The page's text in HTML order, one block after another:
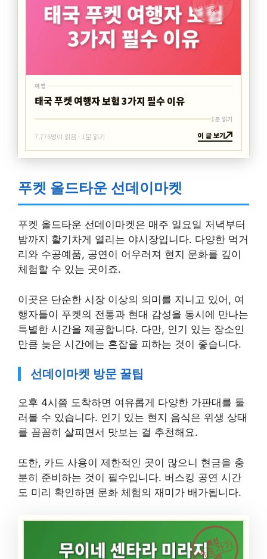
여행
여행
태국 푸켓 여행자 보험 3가지 필수 이유
1분 읽기
7,776명이 읽음 · 1분 읽기 이 글 보기
푸켓 올드타운 선데이마켓
푸켓 올드타운 선데이마켓은 매주 일요일 저녁부터
밤까지 활기차게 열리는 야시장입니다. 다양한 먹거
리와 수공예품, 공연이 어우러져 현지 문화를 깊이
체험할 수 있는 곳이죠.
이곳은 단순한 시장 이상의 의미를 지니고 있어, 여
행자들이 푸켓의 전통과 현대 감성을 동시에 만나는
특별한 시간을 제공합니다. 다만, 인기 있는 장소인
만큼 늦은 시간에는 혼잡을 피하는 것이 좋습니다.
선데이마켓 방문 꿀팁
오후 4시쯤 도착하면 여유롭게 다양한 가판대를 둘
러볼 수 있습니다. 인기 있는 현지 음식은 위생 상태
를 꼼꼼히 살피면서 맛보는 걸 추천해요.
또한, 카드 사용이 제한적인 곳이 많으니 현금을 충
분히 준비하는 것이 필수입니다. 버스킹 공연 시간
도 미리 확인하면 문화 체험의 재미가 배가됩니다.
최신
바로가기
여행